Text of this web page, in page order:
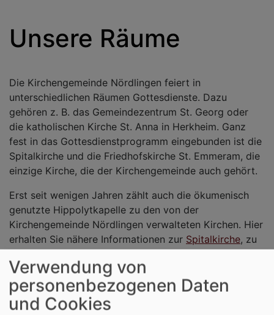
Unsere Räume
Die Kirchengemeinde Nördlingen feiert in
unterschiedlichen Räumen Gottesdienste. Dazu
gehören z. B. das Gemeindezentrum St. Georg oder
die katholischen Kirche St. Anna in Herkheim. Ganz
fest in das Gottesdienstprogramm eingebunden ist die
Spitalkirche und die Friedhofskirche St. Emmeram, die
einzige Kirche, die der Kirchengemeinde auch gehört.
Erst seit wenigen Jahren zählt auch die ökumenisch
genutzte Hippolytkapelle zu den von der
Kirchengemeinde Nördlingen verwalteten Kirchen. Hier
erhalten Sie nähere Informationen zur Spitalkirche, zu
Verwendung von
personenbezogenen Daten
und Cookies